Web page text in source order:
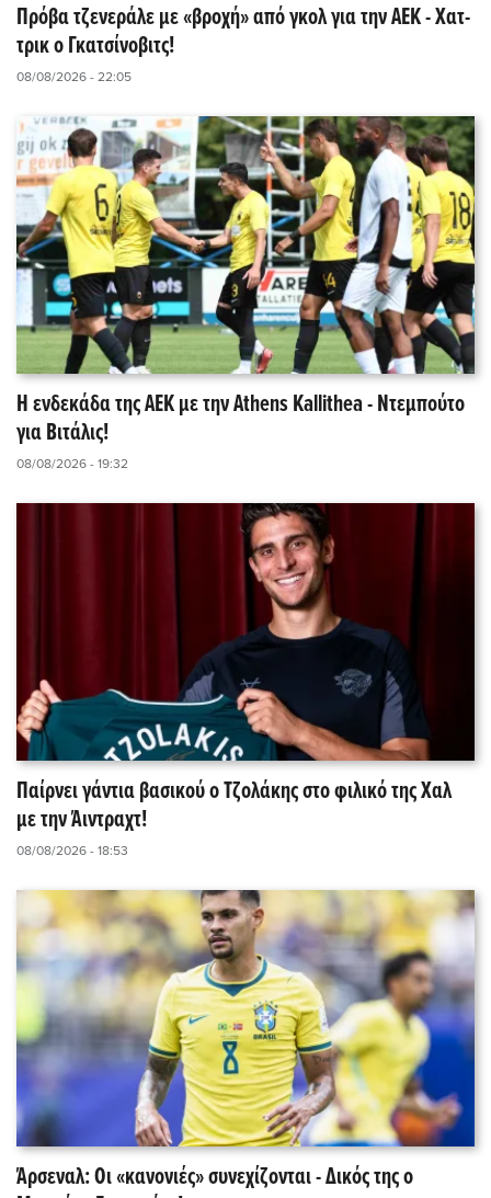
Πρόβα τζενεράλε με «βροχή» από γκολ για την ΑΕΚ - Χατ-
τρικ ο Γκατσίνοβιτς!
08/08/2026 - 22:05
Η ενδεκάδα της ΑΕΚ με την Athens Kallithea - Ντεμπούτο
για Βιτάλις!
08/08/2026 - 19:32
Παίρνει γάντια βασικού ο Τζολάκης στο φιλικό της Χαλ
με την Άιντραχτ!
08/08/2026 - 18:53
Άρσεναλ: Οι «κανονιές» συνεχίζονται - Δικός της ο